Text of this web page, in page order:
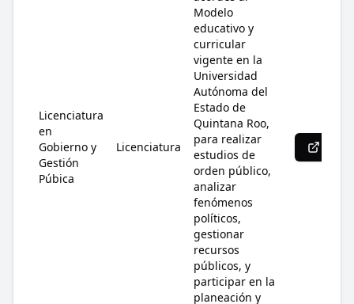
Licenciatura
en
Gobierno y
Gestión
Púbica
Licenciatura
Modelo
educativo y
curricular
vigente en la
Universidad
Autónoma del
Estado de
Quintana Roo,
para realizar
estudios de
orden público,
analizar
fenómenos
políticos,
gestionar
recursos
públicos, y
participar en la
planeación y